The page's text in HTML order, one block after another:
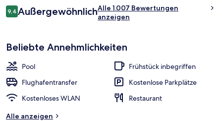
170 €.
Bewertungen
9,49,4 von 10.
AußergewöhnlichAlle 1.007 Bewertungen
anzeigen
Beliebte Annehmlichkeiten
Pool
Frühstück inbegriffen
Flughafentransfer
Kostenlose Parkplätze
Kostenloses WLAN
Restaurant
Alle anzeigen